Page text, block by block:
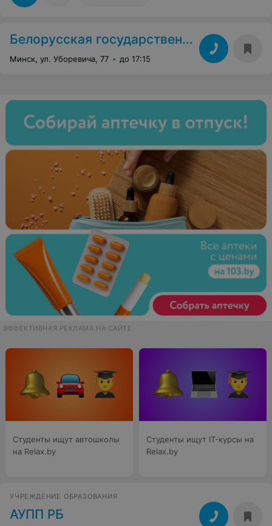
Белорусская государственная академия авиации
Минск, ул. Уборевича, 77 до 17:15
ЭФФЕКТИВНАЯ РЕКЛАМА НА САЙТЕ
Студенты ищут автошколы
на Relax.by
Студенты ищут IT-курсы на
Relax.by
УЧРЕЖДЕНИЕ ОБРАЗОВАНИЯ
АУПП РБ